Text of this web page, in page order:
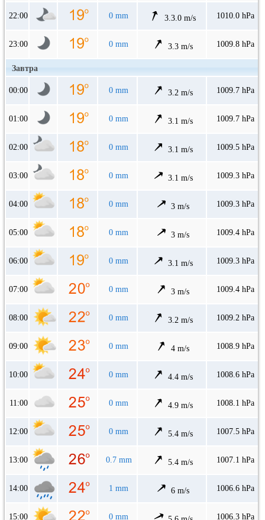
22:00 0 mm 3.3.0 m/s 1010.0 hPa
23:00 0 mm 3.3 m/s 1009.8 hPa
Завтра
00:00 0 mm 3.2 m/s 1009.7 hPa
01:00 0 mm 3.1 m/s 1009.7 hPa
02:00 0 mm 3.1 m/s 1009.5 hPa
03:00 0 mm 3.1 m/s 1009.3 hPa
04:00 0 mm 3 m/s 1009.3 hPa
05:00 0 mm 3 m/s 1009.4 hPa
06:00 0 mm 3.1 m/s 1009.3 hPa
07:00 0 mm 3 m/s 1009.4 hPa
08:00 0 mm 3.2 m/s 1009.2 hPa
09:00 0 mm 4 m/s 1008.9 hPa
10:00 0 mm 4.4 m/s 1008.6 hPa
11:00 0 mm 4.9 m/s 1008.1 hPa
12:00 0 mm 5.4 m/s 1007.5 hPa
13:00 0.7 mm 5.4 m/s 1007.1 hPa
14:00 1 mm 6 m/s 1006.6 hPa
15:00 0 mm 1006.3 hPa